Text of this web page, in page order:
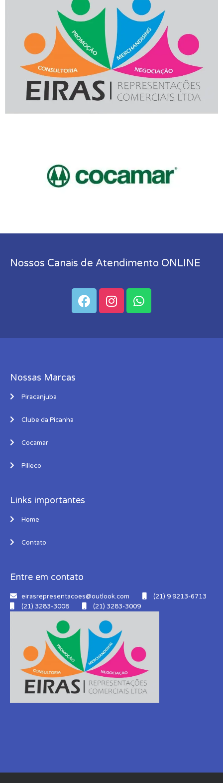
Nossos Canais de Atendimento ONLINE
Nossas Marcas
Piracanjuba
Clube da Picanha
Cocamar
Pilleco
Links importantes
Home
Contato
Entre em contato
eirasrepresentacoes@outlook.com
(21) 9 9213-6713
(21) 3283-3008
(21) 3283-3009